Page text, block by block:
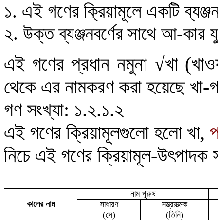
১. এই গণের ক্রিয়ামূলে একটি
২. উক্ত ব্যঞ্জনবর্ণের সাথে আ-কার
এই গণের প্রধান নমুনা √খা
থেকে এর নামকরণ করা হয়েছে
গণ সংখ্যা: ১.২.১.২
এই গণের ক্রিয়ামূলগুলো হলো খা,
নিচে এই গণের ক্রিয়ামূল-
কালের নাম
নাম পুরুষ
সাধারণ
(সে)
সম্ভ্রমাত্মক
(তিনি)